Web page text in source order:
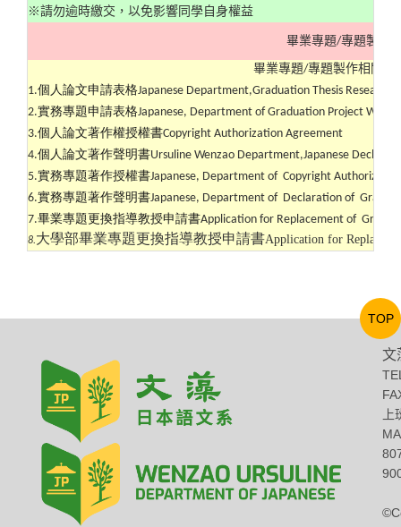
※請勿逾時繳交，以免影響同學自身權益
畢業專題/專題製作
畢業專題/專題製作相關表
1.個人論文申請表格Japanese Department,Graduation Thesis Research
2.實務專題申請表格Japanese, Department of Graduation Project
3.個人論文著作權授權書Copyright Authorization Agreement
4.個人論文著作聲明書Ursuline Wenzao Department,Japanese
5.實務專題著作授權書Japanese, Department of Copyright
6.實務專題著作聲明書Japanese, Department of Declaration of
7.畢業專題更換指導教授申請書Application for Replacement of
8.大學部畢業專題更換指導教授申請書Application for
文
TOP